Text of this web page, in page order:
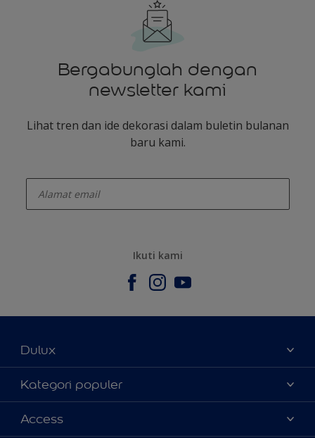
Bergabunglah dengan
newsletter kami
Lihat tren dan ide dekorasi dalam buletin bulanan
baru kami.
Ikuti kami
Dulux
Tentang Kami
Contact us
Temukan toko
Kategori populer
Warna
Produk
Access